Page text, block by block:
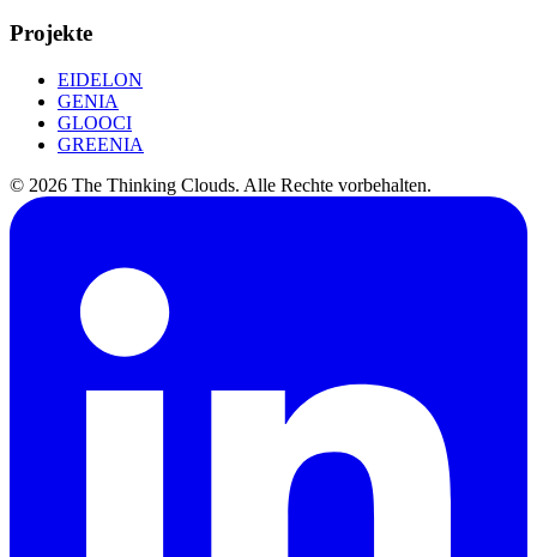
Projekte
EIDELON
GENIA
GLOOCI
GREENIA
© 2026 The Thinking Clouds. Alle Rechte vorbehalten.